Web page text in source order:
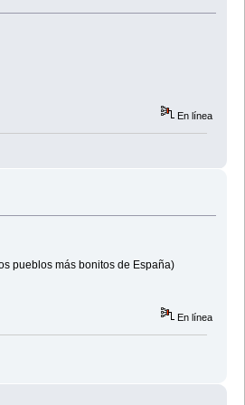
En línea
pueblos más bonitos de España)
En línea